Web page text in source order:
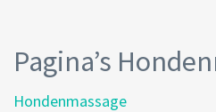
Pagina’s
Hondenmassage